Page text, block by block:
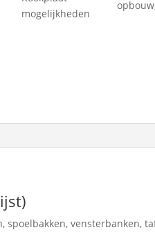
mogelijkheden
vensterbanken,